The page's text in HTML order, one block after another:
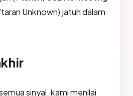
Unknown) jatuh dalam
sinyal, kami menilai